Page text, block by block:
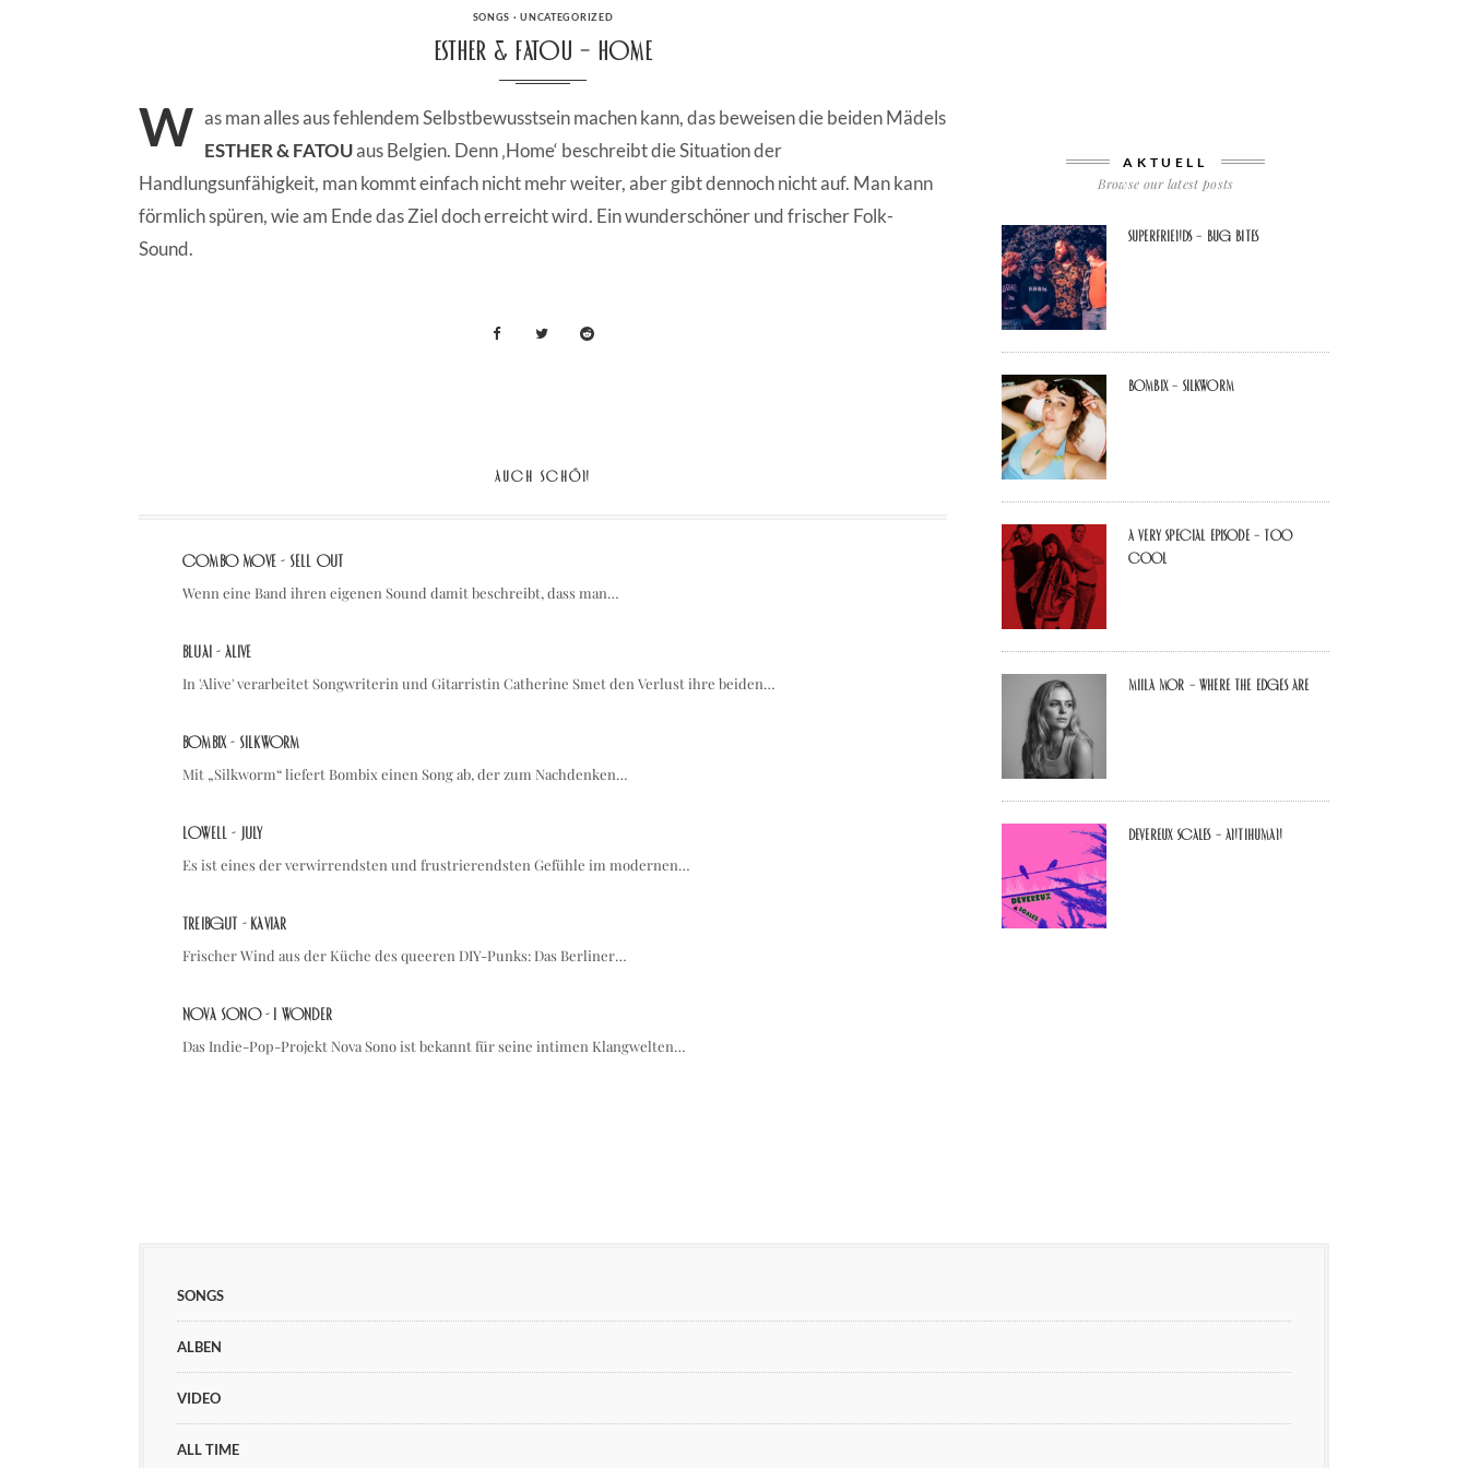
CATEGORIES
SONGS ·UNCATEGORIZED
Esther & Fatou – Home
W as man alles aus fehlendem Selbstbewusstsein machen kann, das beweisen die beiden Mädels
ESTHER & FATOUaus Belgien. Denn ‚Home‘ beschreibt die Situation der
Handlungsunfähigkeit, man kommt einfach nicht mehr weiter, aber gibt dennoch nicht auf. Man kann
förmlich spüren, wie am Ende das Ziel doch erreicht wird. Ein wunderschöner und frischer Folk-
Sound.
AUCH SCHÖN
Combo Move - Sell Out
Wenn eine Band ihren eigenen Sound damit beschreibt, dass man…
Bluai - Alive
In 'Alive' verarbeitet Songwriterin und Gitarristin Catherine Smet den Verlust ihre beiden…
Bombix - Silkworm
Mit „Silkworm“ liefert Bombix einen Song ab, der zum Nachdenken…
Lowell - July
Es ist eines der verwirrendsten und frustrierendsten Gefühle im modernen…
treibgut - kaviar
Frischer Wind aus der Küche des queeren DIY-Punks: Das Berliner…
Nova Sono - I Wonder
Das Indie-Pop-Projekt Nova Sono ist bekannt für seine intimen Klangwelten…
AKTUELL
Browse our latest posts
Superfriends – Bug Bites
Bombix – Silkworm
A Very Special Episode – Too
Cool
Miila Mor – Where The Edges Are
Devereux Scales – Antihuman
SONGS
ALBEN
VIDEO
ALL TIME